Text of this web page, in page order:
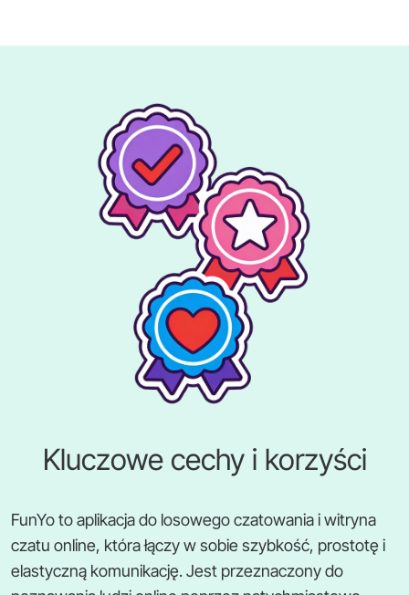
Kluczowe cechy i korzyści
FunYo to aplikacja do losowego czatowania i witryna
czatu online, która łączy w sobie szybkość, prostotę i
elastyczną komunikację. Jest przeznaczony do